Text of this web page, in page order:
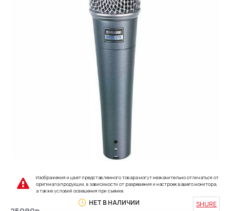
Изображения и цвет представленного товара могут незначительно отличаться от
оригинала продукции, в зависимости от разрешения и настроек вашего монитора,
а также условий освещения при съемке.
НЕТ В НАЛИЧИИ
SHURE